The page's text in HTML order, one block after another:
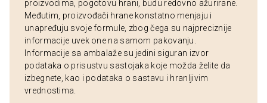
proizvodima, pogotovu hrani, budu redovno ažurirane.
Međutim, proizvođači hrane konstatno menjaju i
unapređuju svoje formule, zbog čega su najpreciznije
informacije uvek one na samom pakovanju.
Informacije sa ambalaže su jedini siguran izvor
podataka o prisustvu sastojaka koje možda želite da
izbegnete, kao i podataka o sastavu i hranljivim
vrednostima.